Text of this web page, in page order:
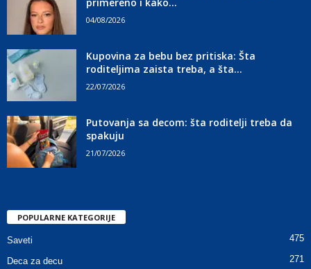
primereno i kako...
04/08/2026
Kupovina za bebu bez pritiska: Šta
roditeljima zaista treba, a šta...
22/07/2026
Putovanja sa decom: šta roditelji treba da
spakuju
21/07/2026
POPULARNE KATEGORIJE
Saveti 475
Deca za decu 271